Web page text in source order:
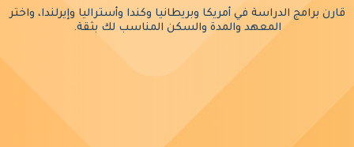
قارن برامج الدراسة في أمريكا وبريطانيا وكندا وأستراليا وإيرلندا، واختر
المعهد والمدة والسكن المناسب لك بثقة.